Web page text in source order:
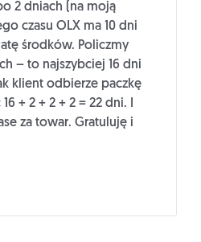
2 dniach (na moją
czasu OLX ma 10 dni
środków. Policzmy
– to najszybciej 16 dni
klient odbierze paczkę
+ 2 + 2 + 2 = 22 dni. I
za towar. Gratuluję i